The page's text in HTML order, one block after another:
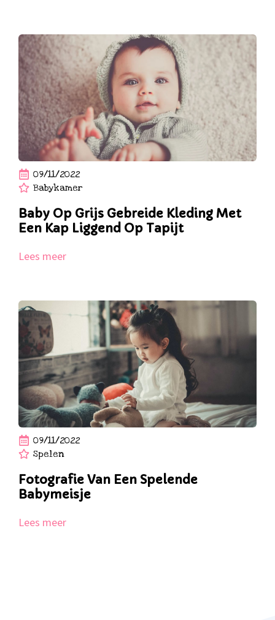
09/11/2022
Babykamer
Baby Op Grijs Gebreide Kleding Met
Een Kap Liggend Op Tapijt
Lees meer
09/11/2022
Spelen
Fotografie Van Een Spelende
Babymeisje
Lees meer